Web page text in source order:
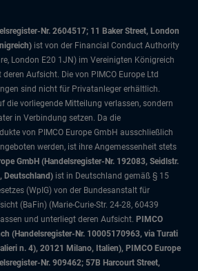
Nr. 2604517; 11 Baker Street, London
ist von der Financial Conduct Authority
London E20 1JN) im Vereinigten Königreich
Aufsicht. Die von PIMCO Europe Ltd
sind nicht für Privatanleger erhältlich.
die vorliegende Mitteilung verlassen, sondern
in Verbindung setzen. Da die
von PIMCO Europe GmbH ausschließlich
werden, ist ihre Angemessenheit stets
GmbH (Handelsregister-Nr. 192083, Seidlstr.
Deutschland) ist in Deutschland gemäß § 15
(WpIG) von der Bundesanstalt für
(BaFin) (Marie-Curie-Str. 24-28, 60439
und unterliegt deren Aufsicht. PIMCO
(Handelsregister-Nr. 10005170963, via Turati
n. 4), 20121 Milano, Italien), PIMCO Europe
Nr. 909462; 57B Harcourt Street,